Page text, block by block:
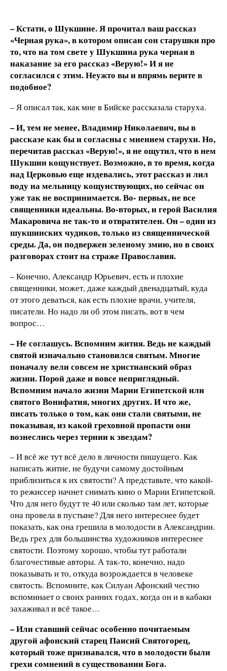
– Кстати, о Шукшине. Я прочитал ваш рассказ
«Черная рука», в котором описан сон старушки про
то, что на том свете у Шукшина рука черная в
наказание за его рассказ «Верую!» И я не
согласился с этим. Неужто вы и впрямь верите в
подобное?
– Я описал так, как мне в Бийске рассказала старуха.
– И, тем не менее, Владимир Николаевич, вы в
рассказе как бы и согласны с мнением старухи. Но,
перечитав рассказ «Верую!», я не ощутил, что в нем
Шукшин кощунствует. Возможно, в то время, когда
над Церковью еще издевались, этот рассказ и лил
воду на мельницу кощунствующих, но сейчас он
уже так не воспринимается. Во- первых, не все
священники идеальны. Во-вторых, и герой Василия
Макаровича не так-то и отвратителен. Он – один из
шукшинских чудиков, только из священнической
среды. Да, он подвержен зеленому змию, но в своих
разговорах стоит на страже Православия.
– Конечно, Александр Юрьевич, есть и плохие
священники, может, даже каждый двенадцатый, куда
от этого деваться, как есть плохие врачи, учителя,
писатели. Но надо ли об этом писать, вот в чем
вопрос…
– Не соглашусь. Вспомним жития. Ведь не каждый
святой изначально становился святым. Многие
поначалу вели совсем не христианский образ
жизни. Порой даже и вовсе неприглядный.
Вспомним начало жизни Марии Египетской или
святого Вонифатия, многих других. И что же,
писать только о том, как они стали святыми, не
показывая, из какой греховной пропасти они
вознеслись через тернии к звездам?
– И всё же тут всё дело в личности пишущего. Как
написать житие, не будучи самому достойным
приблизиться к их святости? А представьте, что какой-
то режиссер начнет снимать кино о Марии Египетской.
Что для него будут те 40 или сколько там лет, которые
она провела в пустыне? Для него интереснее будет
показать, как она грешила в молодости в Александрии.
Ведь грех для большинства художников интереснее
святости. Поэтому хорошо, чтобы тут работали
благочестивые авторы. А так-то, конечно, надо
показывать и то, откуда возрождается в человеке
святость. Вспомните, как Силуан Афонский честно
вспоминает о своих ранних годах, когда он и в кабаки
захаживал и всё такое…
– Или ставший сейчас особенно почитаемым
другой афонский старец Паисий Святогорец,
который тоже признавался, что в молодости были
грехи сомнений в существовании Бога.